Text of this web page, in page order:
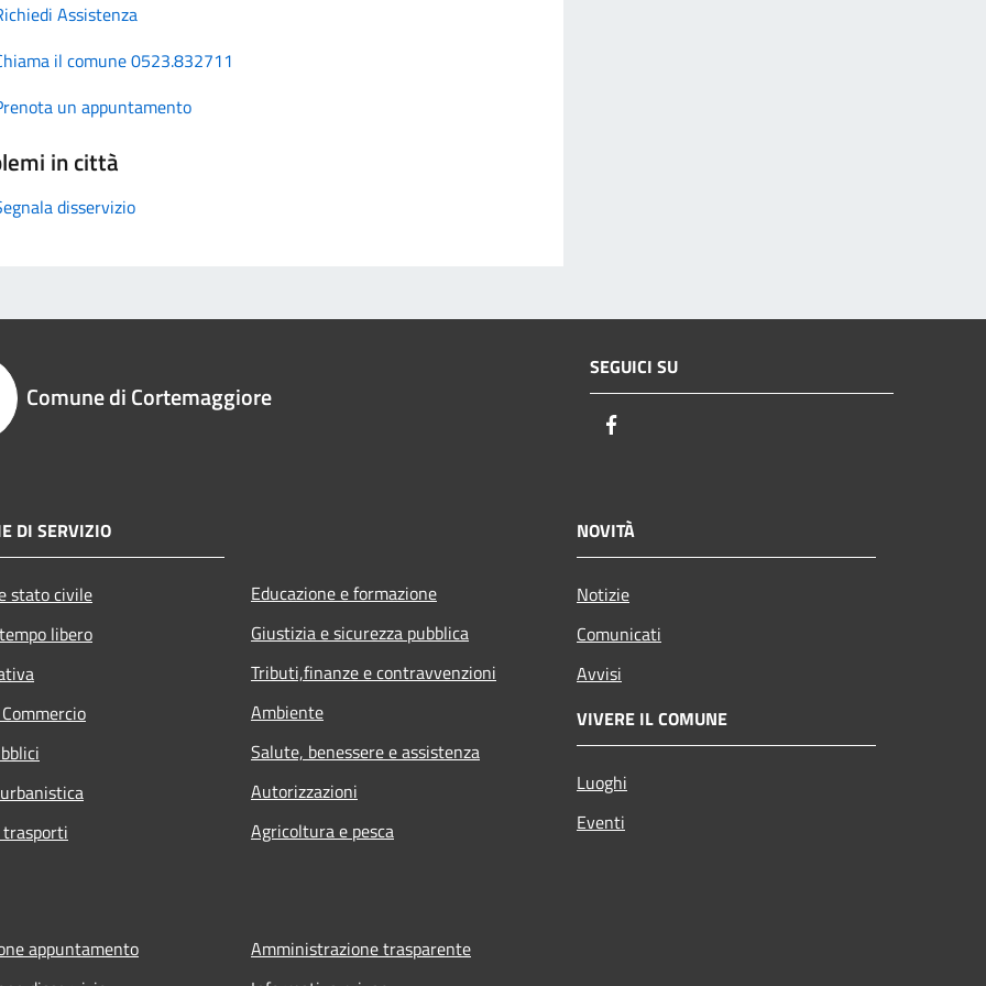
Assistenza
il comune 0523.832711
un appuntamento
in città
disservizio
Comune di Cortemaggiore
SEGUICI SU
DI SERVIZIO
stato civile
libero
Educazione e formazione
Giustizia e sicurezza pubblica
Tributi,finanze e contravvenzioni
Ambiente
Salute, benessere e assistenza
Autorizzazioni
Agricoltura e pesca
NOVITÀ
Notizie
Comunicati
Avvisi
VIVERE IL COMUNE
Luoghi
Eventi
appuntamento
Amministrazione trasparente